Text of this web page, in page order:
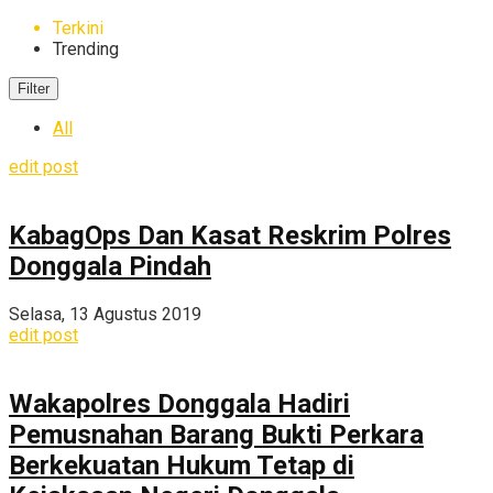
Terkini
Trending
Filter
All
edit post
KabagOps Dan Kasat Reskrim Polres
Donggala Pindah
Selasa, 13 Agustus 2019
edit post
Wakapolres Donggala Hadiri
Pemusnahan Barang Bukti Perkara
Berkekuatan Hukum Tetap di